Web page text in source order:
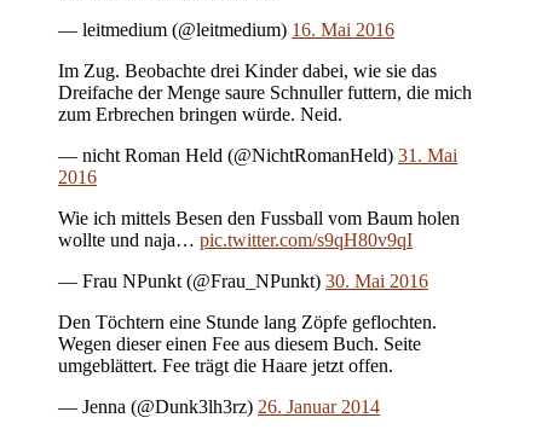
— leitmedium (@leitmedium) 16. Mai 2016
Im Zug. Beobachte drei Kinder dabei, wie sie das
Dreifache der Menge saure Schnuller futtern, die mich
zum Erbrechen bringen würde. Neid.
— nicht Roman Held (@NichtRomanHeld) 31. Mai
2016
Wie ich mittels Besen den Fussball vom Baum holen
wollte und naja… pic.twitter.com/s9qH80v9qI
— Frau NPunkt (@Frau_NPunkt) 30. Mai 2016
Den Töchtern eine Stunde lang Zöpfe geflochten.
Wegen dieser einen Fee aus diesem Buch. Seite
umgeblättert. Fee trägt die Haare jetzt offen.
— Jenna (@Dunk3lh3rz) 26. Januar 2014